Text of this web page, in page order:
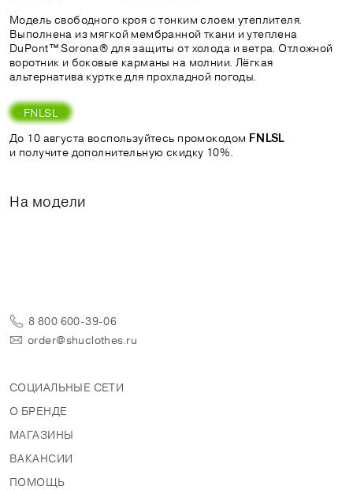
Модель свободного кроя с тонким слоем утеплителя.
Выполнена из мягкой мембранной ткани и утеплена
DuPont™ Sorona® для защиты от холода и ветра. Отложной
воротник и боковые карманы на молнии. Лёгкая
альтернатива куртке для прохладной погоды.
FNLSL
До 10 августа воспользуйтесь промокодом FNLSL
и получите дополнительную скидку 10%.
На модели
8 800 600-39-06
order@shuclothes.ru
СОЦИАЛЬНЫЕ СЕТИ
О БРЕНДЕ
МАГАЗИНЫ
ВАКАНСИИ
ПОМОЩЬ